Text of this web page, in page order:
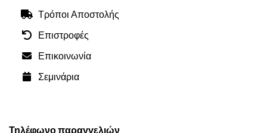
Τρόποι Αποστολής
Επιστροφές
Επικοινωνία
Σεμινάρια
Τηλέφωνο παραγγελιών